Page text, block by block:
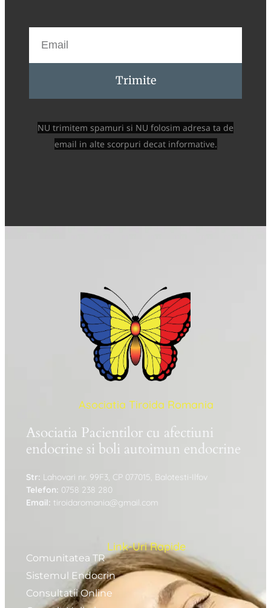
Trimite
NU trimitem spamuri si NU folosim adresa ta de
email in alte scorpuri decat informative.
Asociatia Tiroida Romania
Asociatia Pacientilor cu afectiuni
endocrine si boli autoimun endocrine
Str: Lahovari nr. 99F3, CP 077015, Balotesti-Ilfov
Telefon: 0758 238 280
Email: tiroidaromania@gmail.com
Link-Uri Rapide
Comunitatea TR
Sistemul Endocrin
Consultatii Online